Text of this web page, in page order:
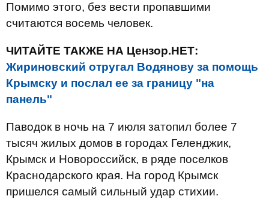
Помимо этого, без вести пропавшими
считаются восемь человек.
ЧИТАЙТЕ ТАКЖЕ НА Цензор.НЕТ:
Жириновский отругал Водянову за помощь
Крымску и послал ее за границу "на
панель"
Паводок в ночь на 7 июля затопил более 7
тысяч жилых домов в городах Геленджик,
Крымск и Новороссийск, в ряде поселков
Краснодарского края. На город Крымск
пришелся самый сильный удар стихии.